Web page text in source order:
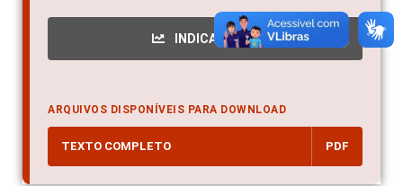
INDICADORES
ARQUIVOS DISPONÍVEIS PARA DOWNLOAD
TEXTO COMPLETO PDF